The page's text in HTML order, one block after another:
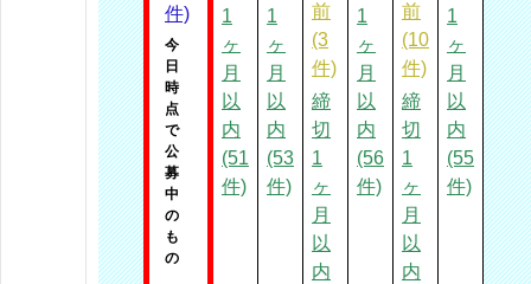
件)
今
日
時
点
で
公
募
中
の
も
の
1
ヶ
月
以
内
(51
件)
1
ヶ
月
以
内
(53
件)
前
(3
件)
締
切
1
ヶ
月
以
内
1
ヶ
月
以
内
(56
件)
前
(10
件)
締
切
1
ヶ
月
以
内
1
ヶ
月
以
内
(55
件)